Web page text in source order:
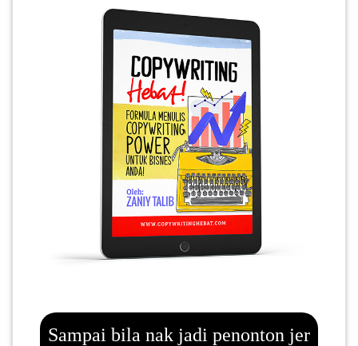
Sampai bila nak jadi penonton jer
PUTRAJAYA(9)
LABUAN(2)